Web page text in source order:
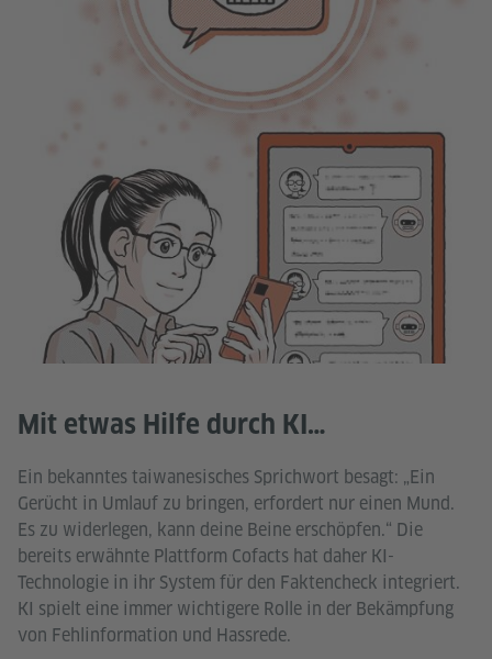
Mit etwas Hilfe durch KI…
Ein bekanntes taiwanesisches Sprichwort besagt: „Ein
Gerücht in Umlauf zu bringen, erfordert nur einen Mund.
Es zu widerlegen, kann deine Beine erschöpfen.“ Die
bereits erwähnte Plattform Cofacts hat daher KI-
Technologie in ihr System für den Faktencheck integriert.
KI spielt eine immer wichtigere Rolle in der Bekämpfung
von Fehlinformation und Hassrede.